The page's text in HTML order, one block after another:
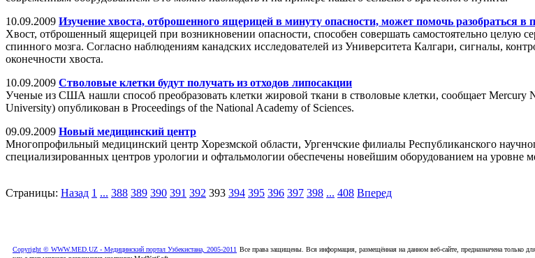
10.09.2009 Изучение хвоста, отброшенного ящерицей в минуту опасности, может помочь разобраться в
Хвост, отброшенный ящерицей при возникновении опасности, способен совершать самостоятельно
спинного мозга. Согласно наблюдениям канадских исследователей из Университета Калгари, сигналы,
оконечности хвоста.
10.09.2009 Стволовые клетки будут получать из отходов липосакции
Ученые из США нашли способ преобразовать клетки жировой ткани в стволовые клетки, сообщает Mercury
University) опубликован в Proceedings of the National Academy of Sciences.
09.09.2009 Новый медицинский центр
Многопрофильный медицинский центр Хорезмской области, Ургенчские филиалы Республиканского
специализированных центров урологии и офтальмологии обеспечены новейшим оборудованием на уровне
Страницы: Назад 1 ... 388 389 390 391 392 393 394 395 396 397 398 ... 408 Вперед
Copyright © WWW.MED.UZ - Медицинский портал Узбекистана, 2005-2011 Все права защищены. Вся информация, размещённая на данном веб-сайте, предназначена только